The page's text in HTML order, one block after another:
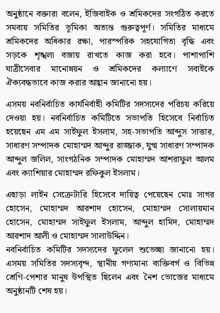
অনুষ্ঠানে বক্তারা বলেন, ইজিবাইক ও শ্রমিকদের সংগঠিত করতে
সমবায় সমিতির ভূমিকা অত্যন্ত গুরুত্বপূর্ণ। সমিতির মাধ্যমে
শ্রমিকদের অধিকার রক্ষা, পারস্পরিক সহযোগিতা বৃদ্ধি এবং
সড়কে শৃঙ্খলা বজায় রাখতে কাজ করা হবে। পাশাপাশি
যাত্রীসেবার মানোন্নয়ন ও শ্রমিকদের কল্যাণে সবাইকে
ঐক্যবদ্ধভাবে কাজ করার আহ্বান জানানো হয়।
এসময় নবনির্বাচিত কার্যনির্বাহী কমিটির সদস্যদের পরিচয় করিয়ে
দেওয়া হয়। নবনির্বাচিত কমিটিতে সভাপতি হিসেবে নির্বাচিত
হয়েছেন এম এম সাইফুল ইসলাম, সহ-সভাপতি আব্দুস সাত্তার,
সাধারণ সম্পাদক মোহাম্মদ আব্দুর রাজ্জাক, যুগ্ম সাধারণ সম্পাদক
আব্দুল জলিল, সাংগঠনিক সম্পাদক মোহাম্মদ আশরাফুল আলম
এবং ক্যাশিয়ার মোহাম্মদ রফিকুল ইসলাম।
এছাড়া লাইন সেক্রেটারি হিসেবে দায়িত্ব পেয়েছেন মোঃ সাগর
হোসেন, মোহাম্মদ আরশাদ হোসেন, মোহাম্মদ সোলায়মান
হোসেন, মোহাম্মদ সাইফুল ইসলাম, আব্দুল হামিদ, মোহাম্মদ
আরশাদ আলী ও মোহাম্মদ সালাউদ্দিন।
নবনির্বাচিত কমিটির সদস্যদের ফুলেল শুভেচ্ছা জানানো হয়।
এসময় সমিতির সদস্যবৃন্দ, স্থানীয় গণ্যমান্য ব্যক্তিবর্গ ও বিভিন্ন
শ্রেণি-পেশার মানুষ উপস্থিত ছিলেন এবং নৈশ ভোজের মাধ্যমে
অনুষ্ঠানটি শেষ হয়।